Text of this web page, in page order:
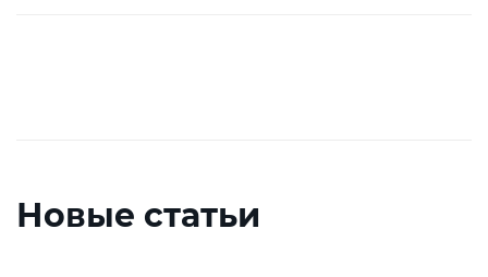
Новые статьи